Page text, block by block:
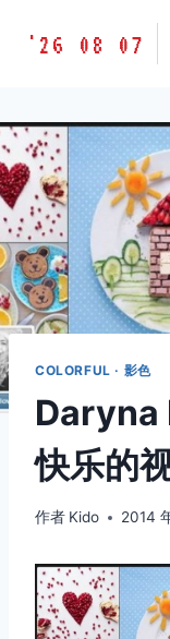
胶
味
道
LETSFILM
'26 08 07
COLORFUL · 影色
Daryna
快乐的
作者 Kido 2014